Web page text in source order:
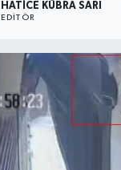
HATICE KÜBRA SARI
EDITÖR